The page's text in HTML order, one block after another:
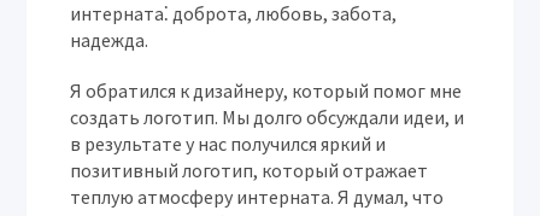
интерната⁚ доброта, любовь, забота,
надежда.
Я обратился к дизайнеру, который помог мне
создать логотип. Мы долго обсуждали идеи, и
в результате у нас получился яркий и
позитивный логотип, который отражает
теплую атмосферу интерната. Я думал, что